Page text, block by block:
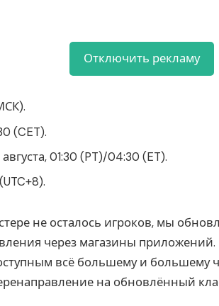
Отключить рекламу
(CET).
01:30 (PT)/04:30 (ET).
не осталось игроков, мы
через магазины
всё большему и большему
на обновлённый